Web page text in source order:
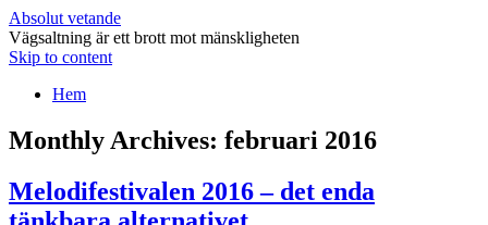
Absolut vetande
Vägsaltning är ett brott mot mänskligheten
Skip to content
Hem
Monthly Archives: februari 2016
Melodifestivalen 2016 – det enda